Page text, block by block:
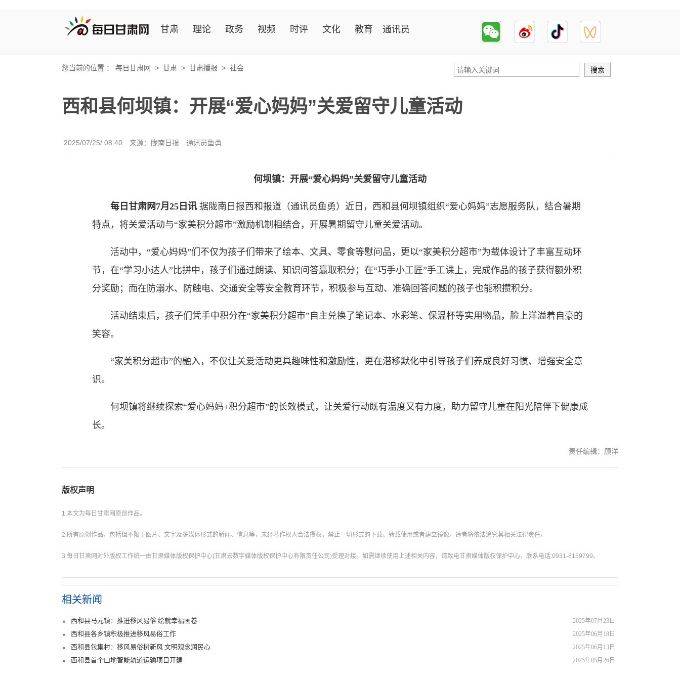
甘肃 理论 政务 视频 时评 文化 教育 通讯员
您当前的位置 ： 每日甘肃网 > 甘肃 > 甘肃播报 > 社会
西和县何坝镇：开展“爱心妈妈”关爱留守儿童活动
2025/07/25/ 08:40 来源：陇南日报 通讯员鱼勇
何坝镇：开展“爱心妈妈”关爱留守儿童活动
每日甘肃网7月25日讯 据陇南日报西和报道（通讯员鱼勇）近日，西和县何坝镇组织“爱心妈妈”志愿服务队，结合暑期
特点，将关爱活动与“家美积分超市”激励机制相结合，开展暑期留守儿童关爱活动。
活动中，“爱心妈妈”们不仅为孩子们带来了绘本、文具、零食等慰问品，更以“家美积分超市”为载体设计了丰富互动环
节，在“学习小达人”比拼中，孩子们通过朗读、知识问答赢取积分；在“巧手小工匠”手工课上，完成作品的孩子获得额外积
分奖励；而在防溺水、防触电、交通安全等安全教育环节，积极参与互动、准确回答问题的孩子也能积攒积分。
活动结束后，孩子们凭手中积分在“家美积分超市”自主兑换了笔记本、水彩笔、保温杯等实用物品，脸上洋溢着自豪的
笑容。
“家美积分超市”的融入，不仅让关爱活动更具趣味性和激励性，更在潜移默化中引导孩子们养成良好习惯、增强安全意
识。
何坝镇将继续探索“爱心妈妈+积分超市”的长效模式，让关爱行动既有温度又有力度，助力留守儿童在阳光陪伴下健康成
长。
责任编辑：顾洋
版权声明
1.本文为每日甘肃网原创作品。
2.所有原创作品，包括但不限于图片、文字及多媒体形式的新闻、信息等，未经著作权人合法授权，禁止一切形式的下载、转载使用或者建立镜像。违者将依法追究其相关法律责任。
3.每日甘肃网对外版权工作统一由甘肃媒体版权保护中心(甘肃云数字媒体版权保护中心有限责任公司)受理对接。如需继续使用上述相关内容，请致电甘肃媒体版权保护中心，联系电话:0931-8159799。
相关新闻
2025年07月23日
西和县马元镇：推进移风易俗 绘就幸福画卷
2025年06月18日
西和县各乡镇积极推进移风易俗工作
2025年06月13日
西和县包集村：移风易俗树新风 文明观念润民心
2025年05月26日
西和县首个山地智能轨道运输项目开建